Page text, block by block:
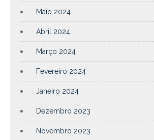
Maio 2024
Abril 2024
Março 2024
Fevereiro 2024
Janeiro 2024
Dezembro 2023
Novembro 2023